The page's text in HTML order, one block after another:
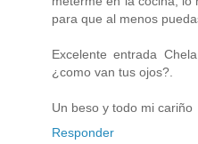
para que al menos
Excelente entrada
¿como van tus ojos?.
Un beso y todo mi cariño
Responder